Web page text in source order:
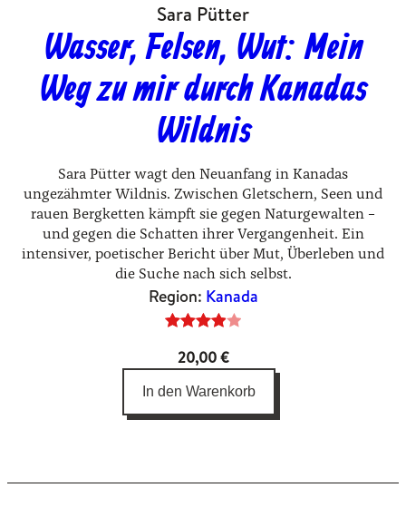
Sara Pütter
Wasser, Felsen, Wut: Mein
Weg zu mir durch Kanadas
Wildnis
Sara Pütter wagt den Neuanfang in Kanadas
ungezähmter Wildnis. Zwischen Gletschern, Seen und
rauen Bergketten kämpft sie gegen Naturgewalten –
und gegen die Schatten ihrer Vergangenheit. Ein
intensiver, poetischer Bericht über Mut, Überleben und
die Suche nach sich selbst.
Region: Kanada
mit4.00
von 5,
20,00€
In den Warenkorb